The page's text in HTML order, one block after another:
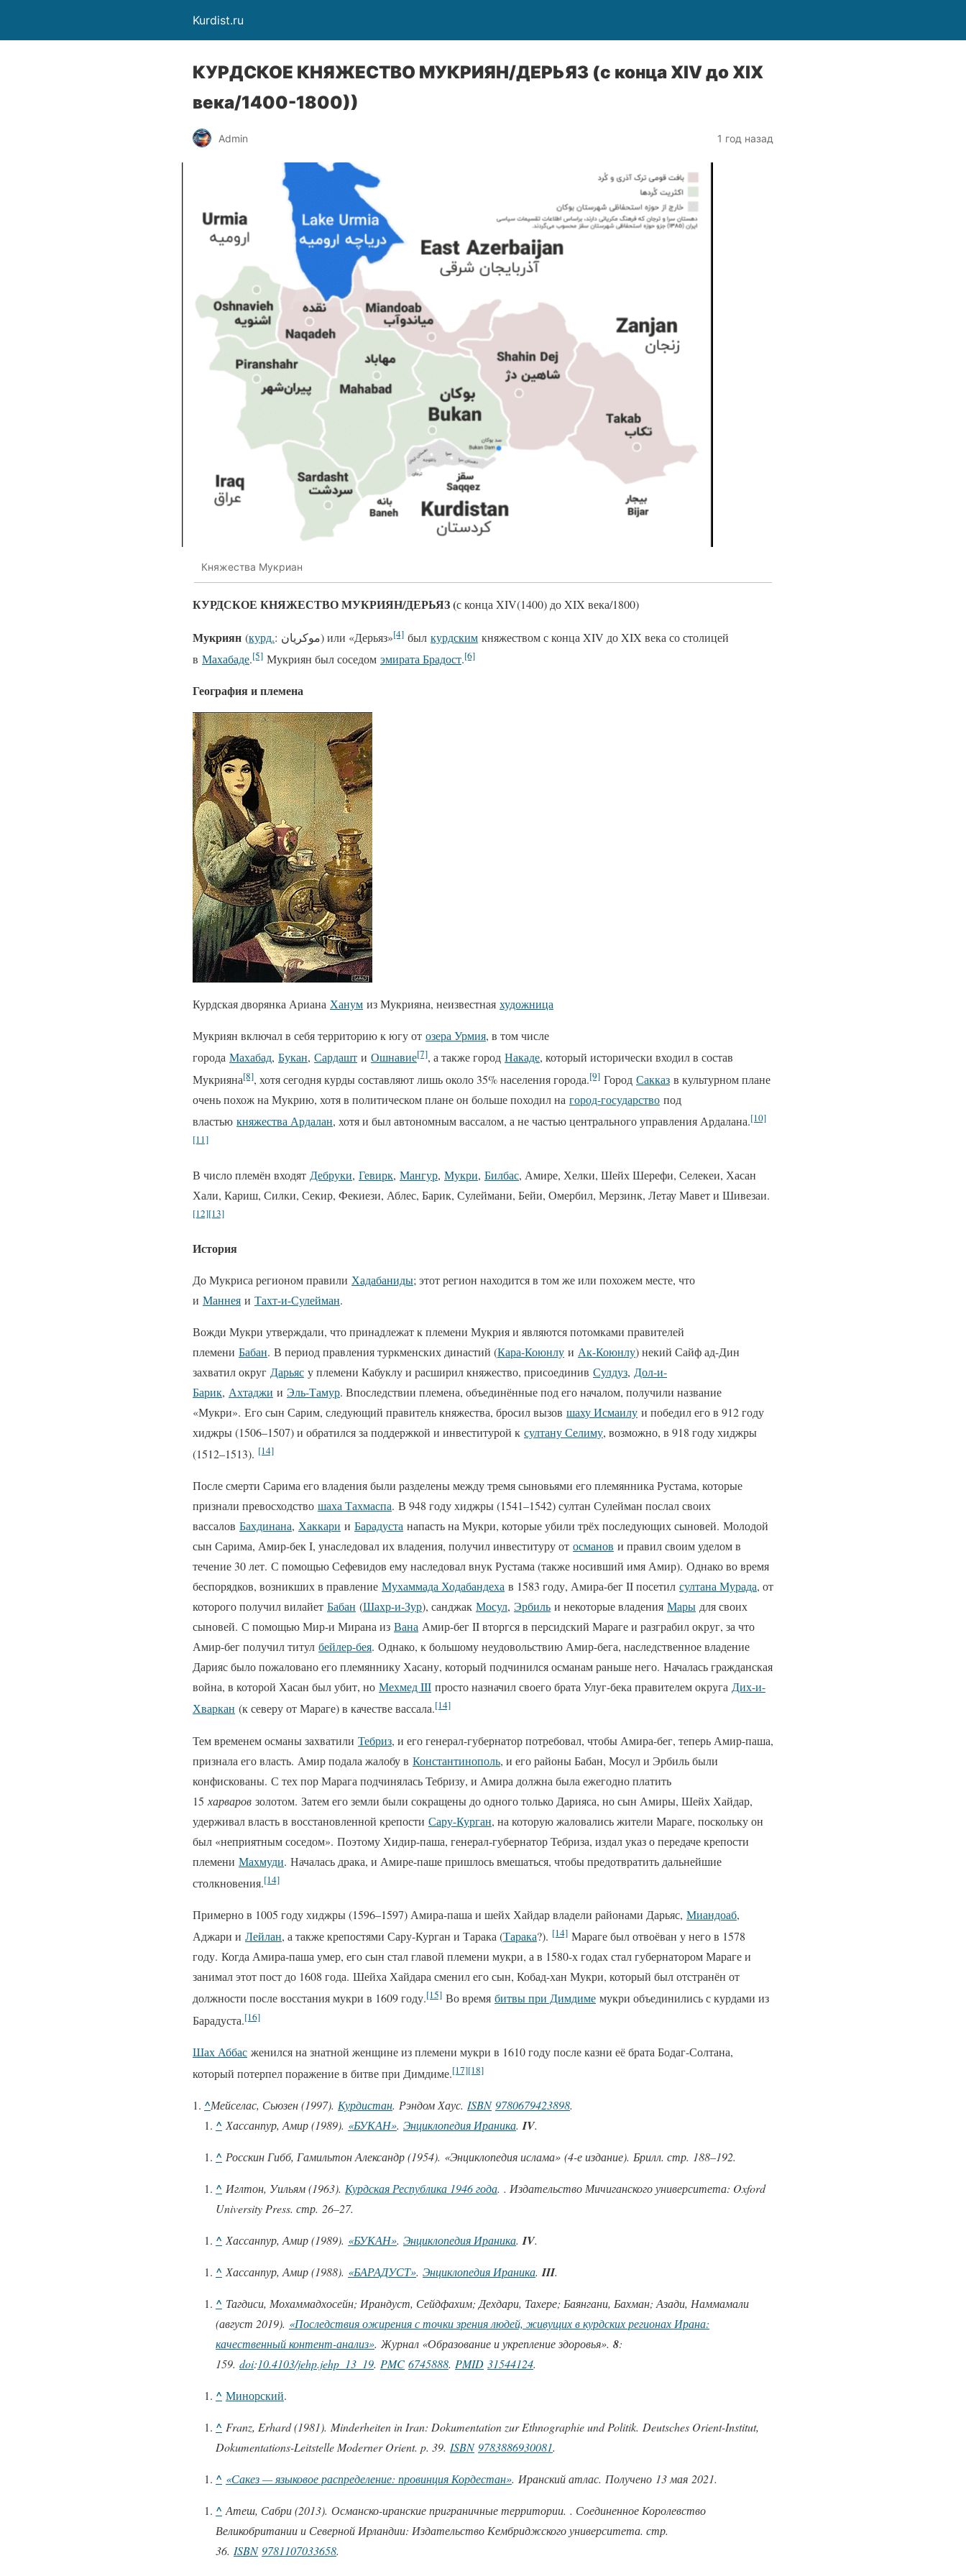
Kurdist.ru
КУРДСКОЕ КНЯЖЕСТВО МУКРИЯН/ДЕРЬЯЗ (с конца XIV до XIX
века/1400-1800))
Admin 1 год назад
Княжества Мукриан
КУРДСКОЕ КНЯЖЕСТВО МУКРИЯН/ДЕРЬЯЗ (с конца XIV(1400) до XIX века/1800)
Мукриян (курд. : موکریان) или «Дерьяз»[4] был курдским княжеством с конца XIV до XIX века со столицей
в Махабаде.[5] Мукриян был соседом эмирата Брадост.[6]
География и племена
Курдская дворянка Ариана Ханум из Мукрияна, неизвестная художница
Мукриян включал в себя территорию к югу от озера Урмия, в том числе
города Махабад, Букан, Сардашт и Ошнавие[7], а также город Накаде, который исторически входил в состав
Мукрияна[8], хотя сегодня курды составляют лишь около 35% населения города.[9] Город Сакказ в культурном плане
очень похож на Мукрию, хотя в политическом плане он больше походил на город-государство под
властью княжества Ардалан, хотя и был автономным вассалом, а не частью центрального управления Ардалана.[10]
[11]
В число племён входят Дебруки, Гевирк, Мангур, Мукри, Билбас, Амире, Хелки, Шейх Шерефи, Селекеи, Хасан
Хали, Кариш, Силки, Секир, Фекиези, Аблес, Барик, Сулеймани, Бейи, Омербил, Мерзинк, Летау Мавет и Шивезаи.
[12][13]
История
До Мукриса регионом правили Хадабаниды; этот регион находится в том же или похожем месте, что
и Маннея и Тахт-и-Сулейман.
Вожди Мукри утверждали, что принадлежат к племени Мукрия и являются потомками правителей
племени Бабан. В период правления туркменских династий (Кара-Коюнлу и Ак-Коюнлу) некий Сайф ад-Дин
захватил округ Дарьяс у племени Кабуклу и расширил княжество, присоединив Сулдуз, Дол-и-
Барик, Ахтаджи и Эль-Тамур. Впоследствии племена, объединённые под его началом, получили название
«Мукри». Его сын Сарим, следующий правитель княжества, бросил вызов шаху Исмаилу и победил его в 912 году
хиджры (1506–1507) и обратился за поддержкой и инвеститурой к султану Селиму, возможно, в 918 году хиджры
(1512–1513). [14]
После смерти Сарима его владения были разделены между тремя сыновьями его племянника Рустама, которые
признали превосходство шаха Тахмаспа. В 948 году хиджры (1541–1542) султан Сулейман послал своих
вассалов Бахдинана, Хаккари и Барадуста напасть на Мукри, которые убили трёх последующих сыновей. Молодой
сын Сарима, Амир-бек I, унаследовал их владения, получил инвеституру от османов и правил своим уделом в
течение 30 лет. С помощью Сефевидов ему наследовал внук Рустама (также носивший имя Амир). Однако во время
беспорядков, возникших в правление Мухаммада Ходабандеха в 1583 году, Амира-бег II посетил султана Мурада, от
которого получил вилайет Бабан (Шахр-и-Зур), санджак Мосул, Эрбиль и некоторые владения Мары для своих
сыновей. С помощью Мир-и Мирана из Вана Амир-бег II вторгся в персидский Мараге и разграбил округ, за что
Амир-бег получил титул бейлер-бея. Однако, к большому неудовольствию Амир-бега, наследственное владение
Дарияс было пожаловано его племяннику Хасану, который подчинился османам раньше него. Началась гражданская
война, в которой Хасан был убит, но Мехмед III просто назначил своего брата Улуг-бека правителем округа Дих-и-
Хваркан (к северу от Мараге) в качестве вассала.[14]
Тем временем османы захватили Тебриз, и его генерал-губернатор потребовал, чтобы Амира-бег, теперь Амир-паша,
признала его власть. Амир подала жалобу в Константинополь, и его районы Бабан, Мосул и Эрбиль были
конфискованы. С тех пор Марага подчинялась Тебризу, и Амира должна была ежегодно платить
15 харваров золотом. Затем его земли были сокращены до одного только Дарияса, но сын Амиры, Шейх Хайдар,
удерживал власть в восстановленной крепости Сару-Курган, на которую жаловались жители Мараге, поскольку он
был «неприятным соседом». Поэтому Хидир-паша, генерал-губернатор Тебриза, издал указ о передаче крепости
племени Махмуди. Началась драка, и Амире-паше пришлось вмешаться, чтобы предотвратить дальнейшие
столкновения.[14]
Примерно в 1005 году хиджры (1596–1597) Амира-паша и шейх Хайдар владели районами Дарьяс, Миандоаб,
Аджари и Лейлан, а также крепостями Сару-Курган и Тарака (Тарака?). [14] Мараге был отвоёван у него в 1578
году. Когда Амира-паша умер, его сын стал главой племени мукри, а в 1580-х годах стал губернатором Мараге и
занимал этот пост до 1608 года. Шейха Хайдара сменил его сын, Кобад-хан Мукри, который был отстранён от
должности после восстания мукри в 1609 году.[15] Во время битвы при Димдиме мукри объединились с курдами из
Барадуста.[16]
Шах Аббас женился на знатной женщине из племени мукри в 1610 году после казни её брата Бодаг-Солтана,
который потерпел поражение в битве при Димдиме.[17][18]
^Мейселас, Сьюзен (1997). Курдистан. Рэндом Хаус. ISBN 9780679423898.
^ Хассанпур, Амир (1989). «БУКАН». Энциклопедия Ираника.IV.
^ Росскин Гибб, Гамильтон Александр (1954). «Энциклопедия ислама» (4-е издание). Брилл. стр. 188–192.
^ Иглтон, Уильям (1963). Курдская Республика 1946 года. . Издательство Мичиганского университета: Oxford
University Press. стр. 26–27.
^ Хассанпур, Амир (1989). «БУКАН». Энциклопедия Ираника.IV.
^ Хассанпур, Амир (1988). «БАРАДУСТ». Энциклопедия Ираника.III.
^ Тагдиси, Мохаммадхосейн; Ирандуст, Сейдфахим; Дехдари, Тахере; Баянгани, Бахман; Азади, Наммамали
(август 2019). «Последствия ожирения с точки зрения людей, живущих в курдских регионах Ирана:
качественный контент-анализ». Журнал «Образование и укрепление здоровья». 8:
159. doi:10.4103/jehp.jehp_13_19. PMC 6745888. PMID 31544124.
^ Минорский.
^ Franz, Erhard (1981). Minderheiten in Iran: Dokumentation zur Ethnographie und Politik. Deutsches Orient-Institut,
Dokumentations-Leitstelle Moderner Orient. p. 39. ISBN 9783886930081.
^ «Сакез — языковое распределение: провинция Кордестан». Иранский атлас. Получено 13 мая 2021.
^ Атеш, Сабри (2013). Османско-иранские приграничные территории. . Соединенное Королевство
Великобритании и Северной Ирландии: Издательство Кембриджского университета. стр.
36. ISBN 9781107033658.